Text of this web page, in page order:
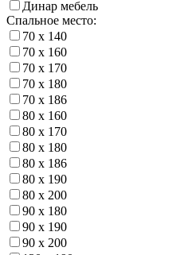
Динар мебель
Спальное место:
70 х 140
70 х 160
70 х 170
70 х 180
70 х 186
80 х 160
80 х 170
80 х 180
80 х 186
80 х 190
80 х 200
90 х 180
90 х 190
90 х 200